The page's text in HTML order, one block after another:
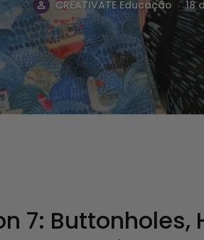
CREATIVATE Educação 18
7: Buttonholes,